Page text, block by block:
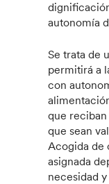
autonomía
Se trata de
permitirá a
con
que reciban
que sean
Acogida de
asignada
necesidad